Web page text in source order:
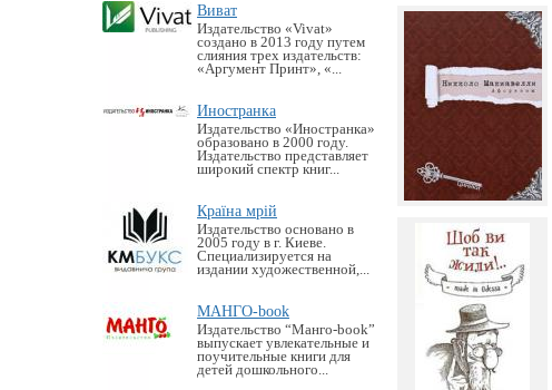
Виват
Издательство «Vivat»
создано в 2013 году путем
слияния трех издательств:
«Аргумент Принт», «...
Иностранка
Издательство «Иностранка»
образовано в 2000 году.
Издательство представляет
широкий спектр книг...
Країна мрій
Издательство основано в
2005 году в г. Киеве.
Специализируется на
издании художественной,...
МАНГО-book
Издательство “Манго-book”
выпускает увлекательные и
поучительные книги для
детей дошкольного...